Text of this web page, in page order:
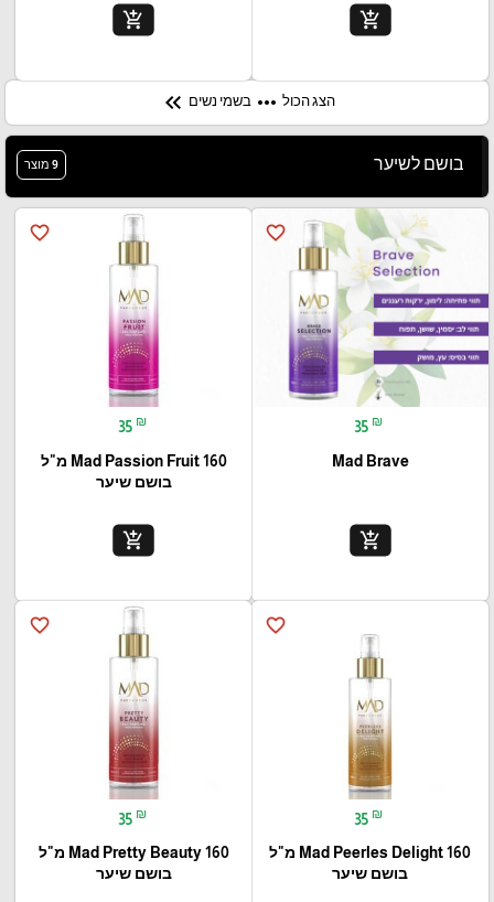
add_shopping_cart
add_shopping_cart
הצג הכול more_horiz בשמי נשים keyboard_double_arrow_left
בושם לשיער 9 מוצר
favorite_border
35 ₪
Mad Brave
add_shopping_cart
favorite_border
35 ₪
Mad Passion Fruit 160 מ"ל
בושם שיער
add_shopping_cart
favorite_border
35 ₪
Mad Peerles Delight 160 מ"ל
בושם שיער
favorite_border
35 ₪
Mad Pretty Beauty 160 מ"ל
בושם שיער